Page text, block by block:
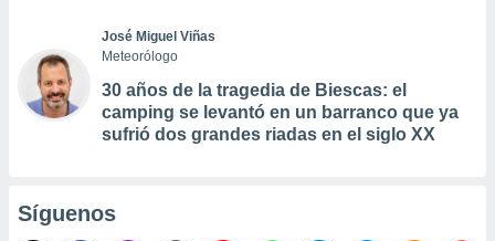
José Miguel Viñas
Meteorólogo
30 años de la tragedia de Biescas: el
camping se levantó en un barranco que ya
sufrió dos grandes riadas en el siglo XX
Síguenos